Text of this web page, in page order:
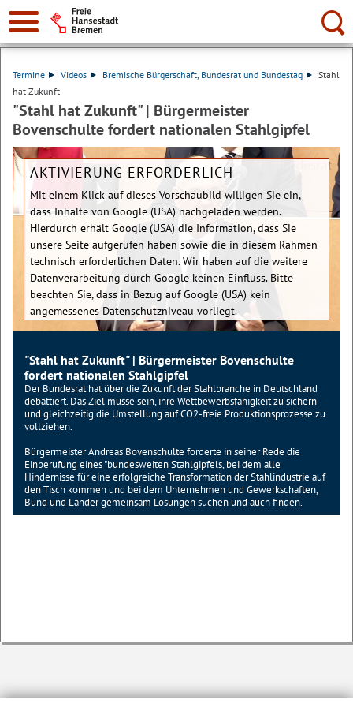
Suche:
Termine Videos Bremische Bürgerschaft, Bundesrat und Bundestag
Stahl
hat Zukunft
"Stahl hat Zukunft" | Bürgermeister
Bovenschulte fordert nationalen Stahlgipfel
"Stahl hat Zukunft" | Bürgermeister Bovenschulte
fordert nationalen Stahlgipfel
Der Bundesrat hat über die Zukunft der Stahlbranche in Deutschland
debattiert. Das Ziel müsse sein, ihre Wettbewerbsfähigkeit zu sichern
und gleichzeitig die Umstellung auf CO2-freie Produktionsprozesse zu
vollziehen.
Bürgermeister Andreas Bovenschulte forderte in seiner Rede die
Einberufung eines "bundesweiten Stahlgipfels, bei dem alle
Hindernisse für eine erfolgreiche Transformation der Stahlindustrie auf
den Tisch kommen und bei dem Unternehmen und Gewerkschaften,
Bund und Länder gemeinsam Lösungen suchen und auch finden.